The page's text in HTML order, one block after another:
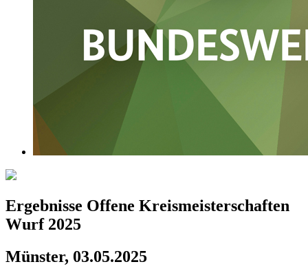
Ergebnisse Offene Kreismeisterschaften
Wurf 2025
Münster, 03.05.2025